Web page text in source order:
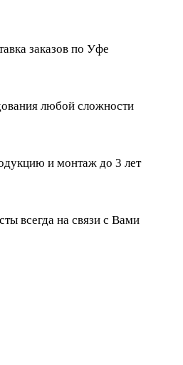
заказов по Уфе
любой сложности
и монтаж до 3 лет
всегда на связи с Вами